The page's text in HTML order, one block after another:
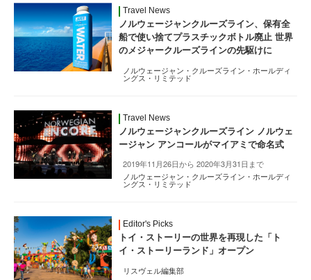
Travel News
ノルウェージャンクルーズライン、保有全
船で使い捨てプラスチックボトル廃止 世界
のメジャークルーズラインの先駆けに
ノルウェージャン・クルーズライン・ホールディ
ングス・リミテッド
Travel News
ノルウェージャンクルーズライン ノルウェ
ージャン アンコールがマイアミで命名式
2019年11月26日から 2020年3月31日まで
ノルウェージャン・クルーズライン・ホールディ
ングス・リミテッド
Editor's Picks
トイ・ストーリーの世界を再現した「ト
イ・ストーリーランド」オープン
リスヴェル編集部